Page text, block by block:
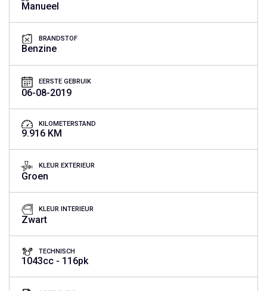
Manueel
BRANDSTOF
Benzine
EERSTE GEBRUIK
06-08-2019
KILOMETERSTAND
9.916 KM
KLEUR EXTERIEUR
Groen
KLEUR INTERIEUR
Zwart
TECHNISCH
1043cc - 116pk